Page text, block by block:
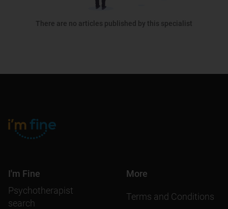
There are no articles published by this specialist
I'm Fine
Psychotherapist
search
More
Terms and Conditions